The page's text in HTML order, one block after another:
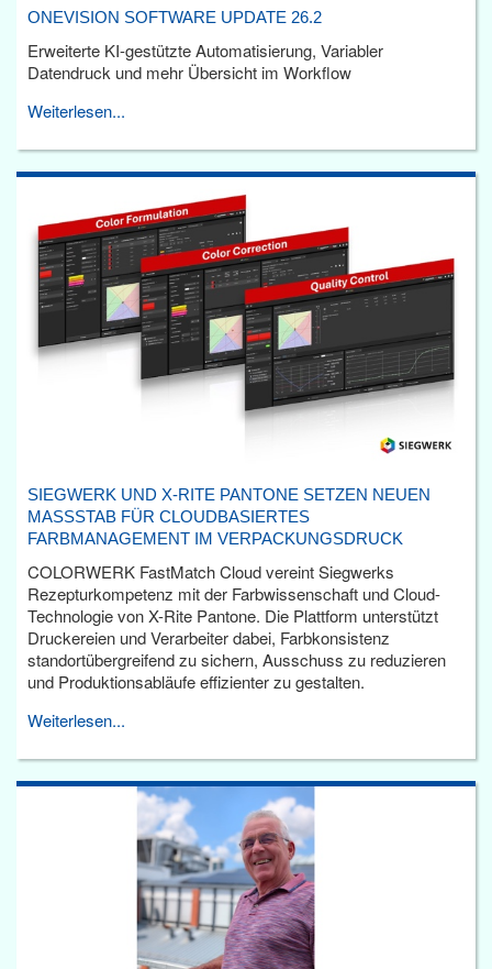
ONEVISION SOFTWARE UPDATE 26.2
Erweiterte KI-gestützte Automatisierung, Variabler
Datendruck und mehr Übersicht im Workflow
Weiterlesen...
SIEGWERK UND X-RITE PANTONE SETZEN NEUEN
MASSSTAB FÜR CLOUDBASIERTES F
ARBMANAGEMENT IM VERPACKUNGSDRUCK
COLORWERK FastMatch Cloud vereint Siegwerks
Rezepturkompetenz mit der Farbwissenschaft und Cloud-
Technologie von X-Rite Pantone. Die Plattform unterstützt
Druckereien und Verarbeiter dabei, Farbkonsistenz
standortübergreifend zu sichern, Ausschuss zu reduzieren
und Produktionsabläufe effizienter zu gestalten.
Weiterlesen...